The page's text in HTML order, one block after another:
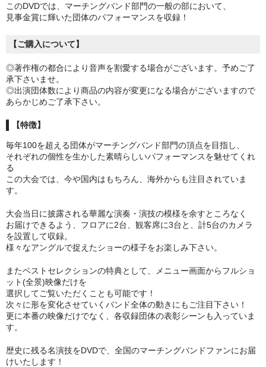
このDVDでは、マーチングバンド部門の一般の部において、
見事金賞に輝いた団体のパフォーマンスを収録！
【ご購入について】
◎著作権の都合により音声を割愛する場合がございます。予めご了
承下さいませ。
◎出演団体数により商品の内容が変更になる場合がございますので
あらかじめご了承下さい。
【特徴】
毎年100を超える団体がマーチングバンド部門の頂点を目指し、
それぞれの個性を生かした素晴らしいパフォーマンスを魅せてくれ
る
この大会では、今や国内はもちろん、海外からも注目されていま
す。
大会当日に披露される華麗な演奏・演技の模様を余すところなく
お届けできるよう、フロアに2台、観客席に3台と、計5台のカメラ
を設置して収録。
様々なアングルで捉えたショーの様子をお楽しみ下さい。
またベストセレクションの特典として、メニュー画面からフルショ
ット(全景)映像だけを
選択してご覧いただくことも可能です！
次々に形を変化させていくバンド全体の動きにもご注目下さい！
更に本番の映像だけでなく、各収録団体の表彰シーンも入っていま
す。
歴史に残る名演技をDVDで、全国のマーチングバンドファンにお届
けいたします！